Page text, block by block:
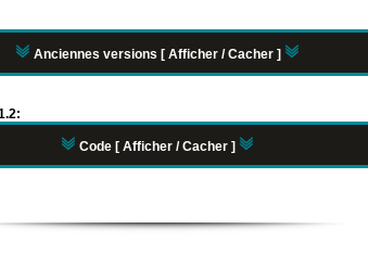
Anciennes versions [ Afficher / Cacher ]
Code [ Afficher / Cacher ]